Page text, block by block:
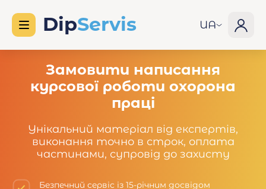
UA
Замовити написання
курсової роботи охорона
праці
Унікальний матеріал від експертів,
виконання точно в строк, оплата
частинами, супровід до захисту
Безпечний сервіс із 15-річним досвідом